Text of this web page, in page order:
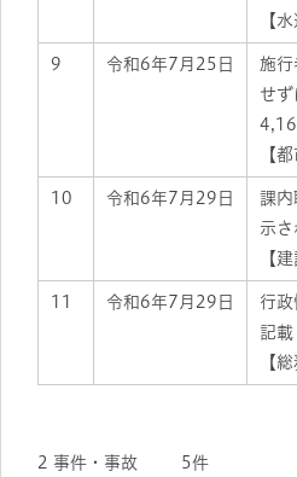
【
9 令和6年7月25日
施行
せ
【
10 令和6年7月29日
課内
示
【
11 令和6年7月29日
行
記載
【
2 事件・事故 5件